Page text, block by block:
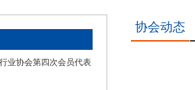
协会动态